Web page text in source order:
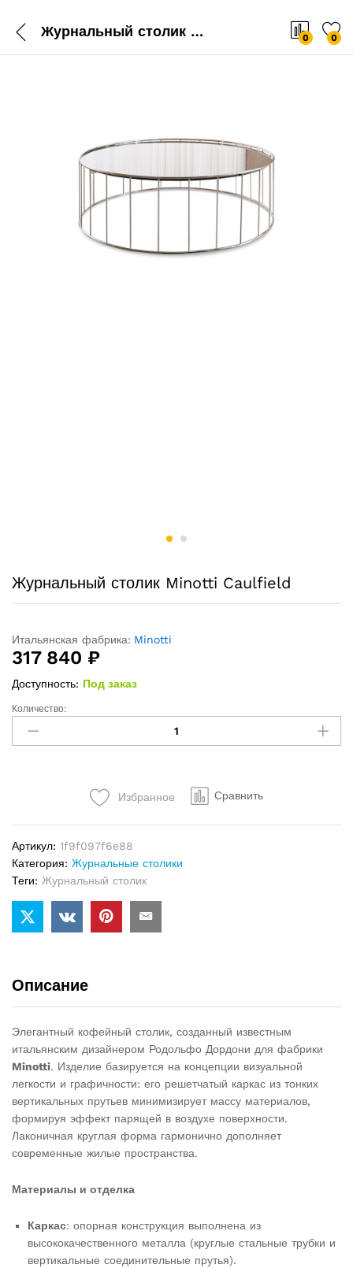
Журнальный столик Minotti Caulfield 0 0
Журнальный столик Minotti Caulfield
Итальянская фабрика: Minotti
317 840 ₽
Доступность: Под заказ
Журнальный
столик
Minotti
Количество:
Избранное Сравнить
Артикул: 1f9f097f6e88
Категория: Журнальные столики
Теги: Журнальный столик
Описание
Элегантный кофейный столик, созданный известным
итальянским дизайнером Родольфо Дордони для фабрики
Minotti. Изделие базируется на концепции визуальной
легкости и графичности: его решетчатый каркас из тонких
вертикальных прутьев минимизирует массу материалов,
формируя эффект парящей в воздухе поверхности.
Лаконичная круглая форма гармонично дополняет
современные жилые пространства.
Материалы и отделка
Каркас: опорная конструкция выполнена из
высококачественного металла (круглые стальные трубки и
вертикальные соединительные прутья).